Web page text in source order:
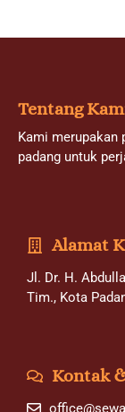
Tentang
Kami merupakan
padang untuk
Alamat
Jl. Dr. H.
Tim., Kota
Kontak